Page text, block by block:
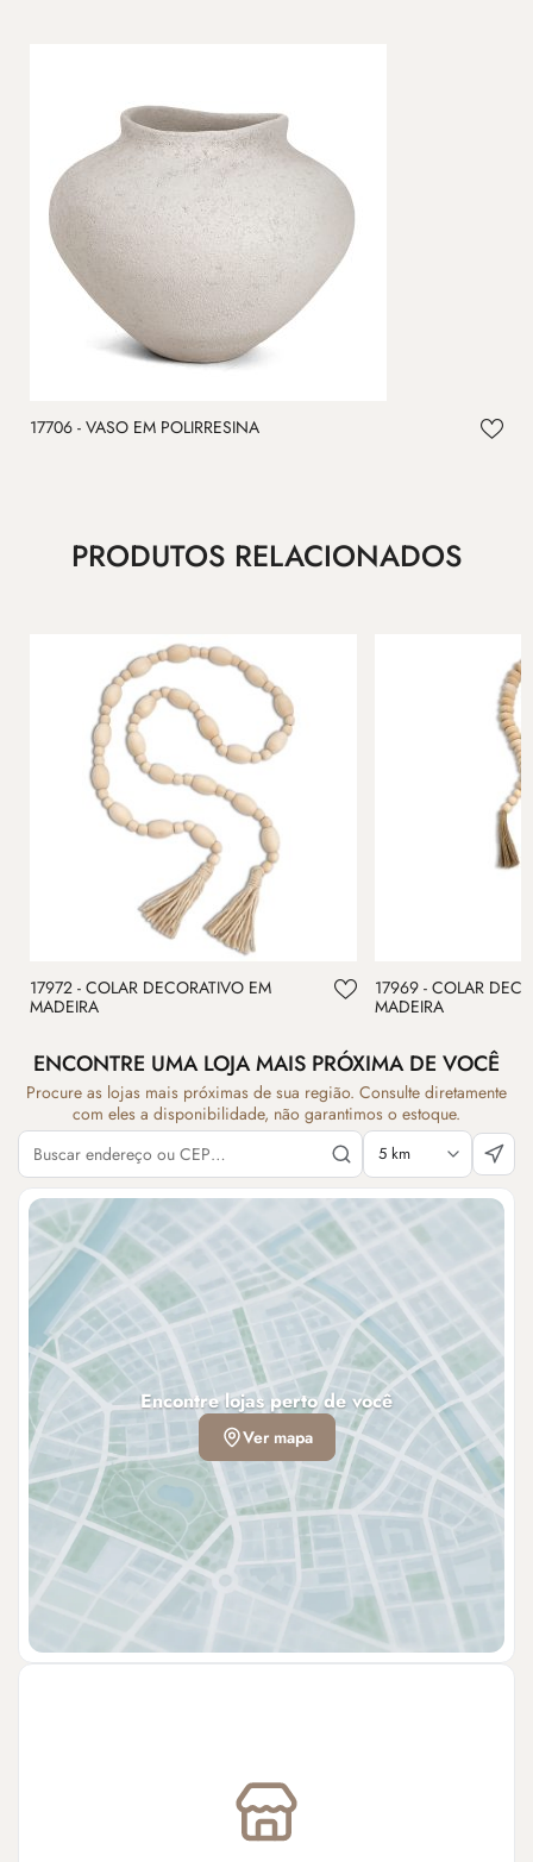
17706 - VASO EM POLIRRESINA
PRODUTOS RELACIONADOS
17972 - COLAR DECORATIVO EM
MADEIRA
17969 - COLAR
MADEIRA
ENCONTRE UMA LOJA MAIS PRÓXIMA DE VOCÊ
Procure as lojas mais próximas de sua região. Consulte diretamente
com eles a disponibilidade, não garantimos o estoque.
Encontre lojas perto de você
Ver mapa